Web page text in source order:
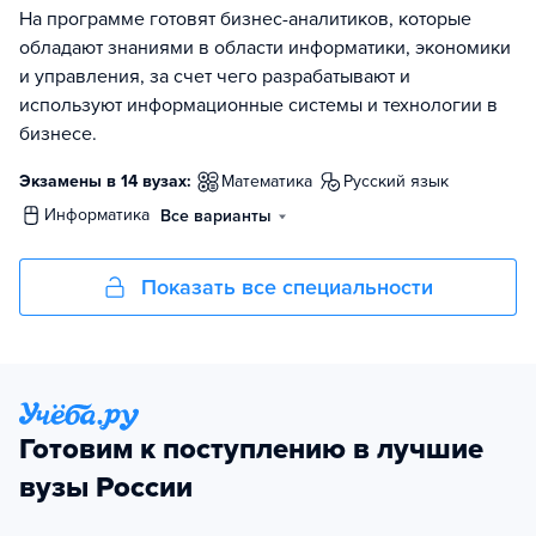
На программе готовят бизнес-аналитиков, которые
обладают знаниями в области информатики, экономики
и управления, за счет чего разрабатывают и
используют информационные системы и технологии в
бизнесе.
Экзамены в 14 вузах: математика
русский язык
информатика Все варианты
Показать все специальности
Готовим к поступлению в лучшие
вузы России